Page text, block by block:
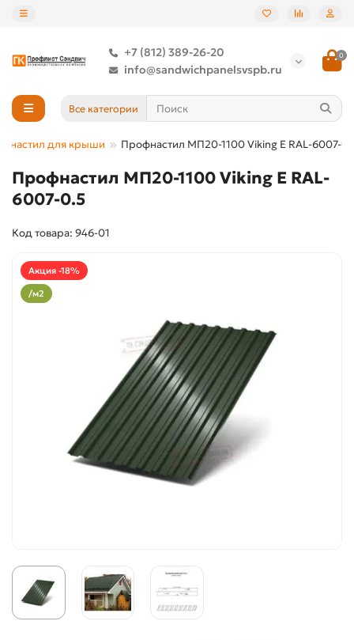
+7 (812) 389-26-20
info@sandwichpanelsvspb.ru
0
Все категории
для крыши Профнастил МП20-1100 Viking E RAL-6007-
Профнастил МП20-1100 Viking E RAL-
6007-0.5
Код товара: 946-01
Акция -18%
/м2